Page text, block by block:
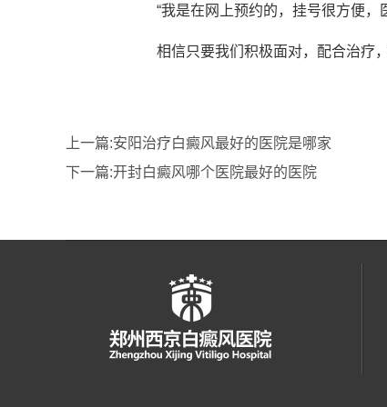
“我是在网上预约的，挂号很方便
相信只要我们积极面对，配合治疗
上一篇:安阳治疗白癜风最好的医院是哪家
下一篇:开封白癜风哪个医院最好的医院